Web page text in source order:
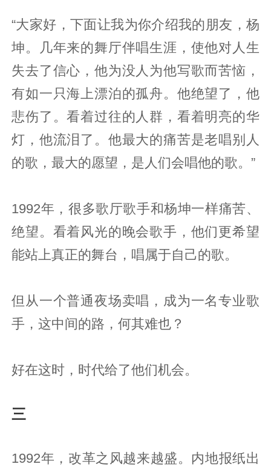
“大家好，下面让我为你介绍我的朋友，杨
坤。几年来的舞厅伴唱生涯，使他对人生
失去了信心，他为没人为他写歌而苦恼，
有如一只海上漂泊的孤舟。他绝望了，他
悲伤了。看着过往的人群，看着明亮的华
灯，他流泪了。他最大的痛苦是老唱别人
的歌，最大的愿望，是人们会唱他的歌。”
1992年，很多歌厅歌手和杨坤一样痛苦、
绝望。看着风光的晚会歌手，他们更希望
能站上真正的舞台，唱属于自己的歌。
但从一个普通夜场卖唱，成为一名专业歌
手，这中间的路，何其难也？
好在这时，时代给了他们机会。
三
1992年，改革之风越来越盛。内地报纸出